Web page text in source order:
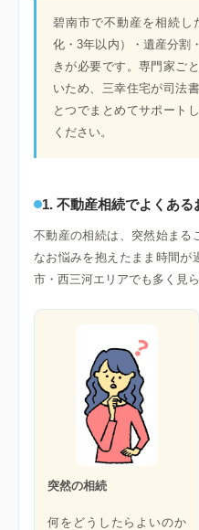
碧南市で不動産を相続し
化・3年以内）・遺産分割
きが必要です。専門家ご
いため、三幸住宅が司法
とつでまとめてサポート
ください。
1. 不動産相続でよくある
不動産の相続は、突然始まる
なお悩みを抱えたまま時間が
市・西三河エリアでも多く見ら
突然の相続
何をどうしたらよいのか